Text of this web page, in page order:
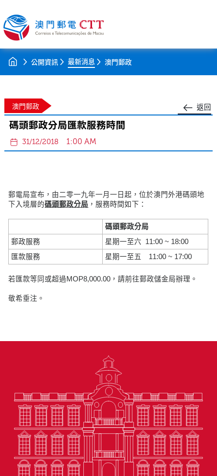
公開資訊 最新消息 澳門郵政
返回
澳門郵政
碼頭郵政分局匯款服務時間
31/12/2018 1:00 AM
郵電局宣布，由二零一九年一月一日起，位於澳門外港碼頭地
下入境層的碼頭郵政分局 ，服務時間如下：
碼頭郵政分局
郵政服務
星期一至六 11:00 ~ 18:00
匯款服務
星期一至五 11:00 ~ 17:00
若匯款等同或超過MOP8,000.00，請前往郵政儲金局辦理。
敬希垂注。